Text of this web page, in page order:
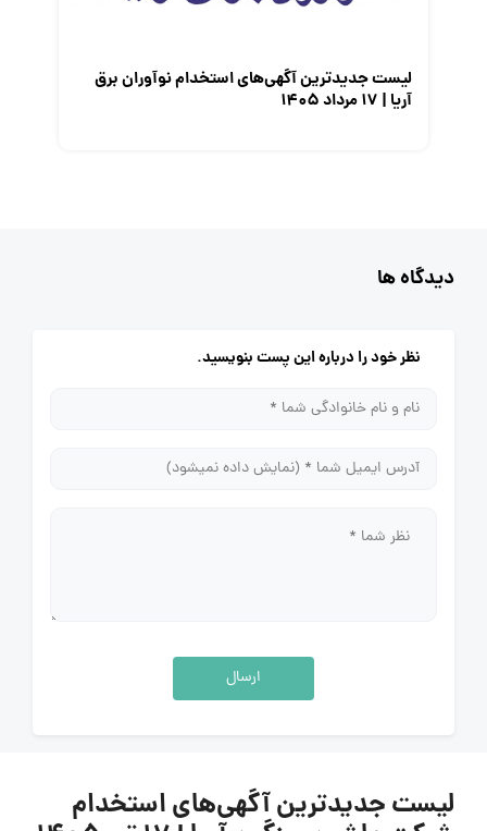
لیست جدیدترین آگهی‌های استخدام نوآوران برق
آریا | ۱۷ مرداد ۱۴۰۵
دیدگاه ها
نظر خود را درباره این پست بنویسید.
ارسال
لیست جدیدترین آگهی‌های استخدام